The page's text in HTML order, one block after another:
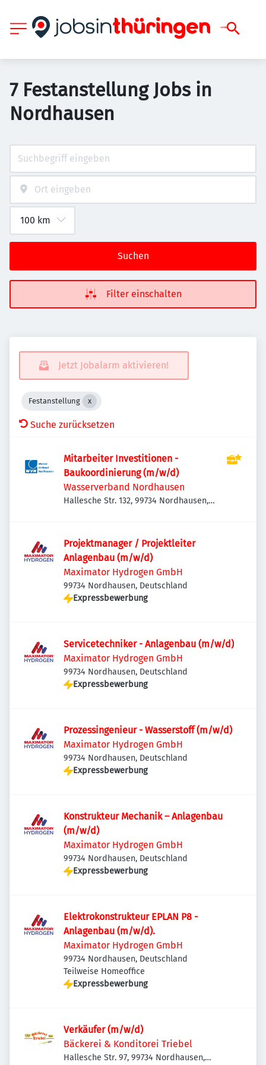
7 Festanstellung Jobs in
Nordhausen
Suchen
Filter einschalten
Jetzt Jobalarm aktivieren!
Festanstellung
Suche zurücksetzen
Mitarbeiter Investitionen -
Baukoordinierung (m/w/d)
Wasserverband Nordhausen
Hallesche Str. 132, 99734 Nordhausen,
Projektmanager / Projektleiter
Anlagenbau (m/w/d)
Maximator Hydrogen GmbH
99734 Nordhausen, Deutschland
Expressbewerbung
Servicetechniker - Anlagenbau (m/w/d)
Maximator Hydrogen GmbH
99734 Nordhausen, Deutschland
Expressbewerbung
Prozessingenieur - Wasserstoff (m/w/d)
Maximator Hydrogen GmbH
99734 Nordhausen, Deutschland
Expressbewerbung
Konstrukteur Mechanik – Anlagenbau
(m/w/d)
Maximator Hydrogen GmbH
99734 Nordhausen, Deutschland
Expressbewerbung
Elektrokonstrukteur EPLAN P8 -
Anlagenbau (m/w/d).
Maximator Hydrogen GmbH
99734 Nordhausen, Deutschland
Teilweise Homeoffice
Expressbewerbung
Verkäufer (m/w/d)
Bäckerei & Konditorei Triebel
Hallesche Str. 97, 99734 Nordhausen,